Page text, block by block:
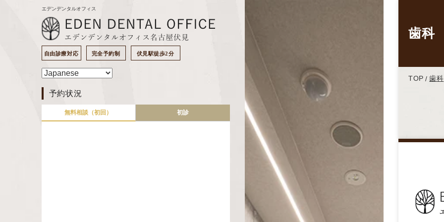
エデンデンタルオフィス
自由診療対応 完全予約制 伏見駅徒歩2分
予約状況
無料相談（初回） 初診
歯科
TOP 歯科